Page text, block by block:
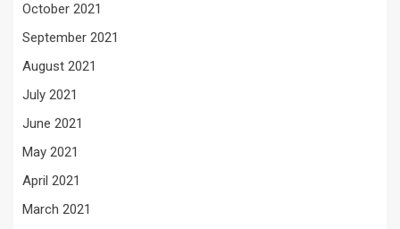
October 2021
September 2021
August 2021
July 2021
June 2021
May 2021
April 2021
March 2021